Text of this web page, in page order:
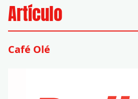
Artículo
Café Olé